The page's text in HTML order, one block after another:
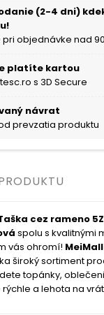
(2-4 dni)
pri objednávke nad
platíte kartou
s 3D Secure
návrat
prevzatia produktu
cez rameno
spolu s kvalitnými
vás ohromí! MeiMall
široký sortiment
topánky,
a lehota na